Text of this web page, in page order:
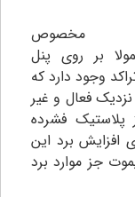
مخصوص
بر روی پنل
وجود دارد که
فعال و غیر
پلاستیک فشرده
افزایش برد این
جز موارد برد